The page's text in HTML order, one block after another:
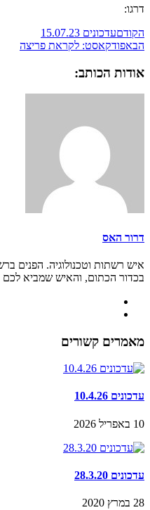
דרגו:
הקודםעדכונים 15.07.23
הבאפודקאסט: לקראת פריצה
אודות הכותב:
דרור האס
איש רשתות וטכנולוגיה. הפנים
בכדור הכתום, והאיש שמביא
מאמרים קשורים
עדכונים 10.4.26
10 באפריל 2026
עדכונים 28.3.20
28 במרץ 2020